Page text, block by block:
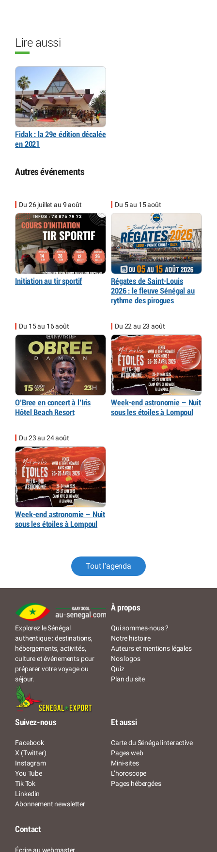
Lire aussi
Fidak : la 29e édition décalée
en 2021
Autres événements
Du 26 juillet au 9 août
Initiation au tir sportif
Du 5 au 15 août
Régates de Saint-Louis
2026 : le fleuve Sénégal au
rythme des pirogues
Du 15 au 16 août
O’Bree en concert à l’Iris
Hôtel Beach Resort
Du 22 au 23 août
Week-end astronomie – Nuit
sous les étoiles à Lompoul
Du 23 au 24 août
Week-end astronomie – Nuit
sous les étoiles à Lompoul
Tout l'agenda
Explorez le Sénégal
authentique : destinations,
hébergements, activités,
culture et événements pour
préparer votre voyage ou
séjour.
À propos
Qui sommes-nous ?
Notre histoire
Auteurs et mentions légales
Nos logos
Quiz
Plan du site
Suivez-nous
Facebook
X (Twitter)
Instagram
You Tube
Tik Tok
Linkedin
Abonnement newsletter
Et aussi
Carte du Sénégal interactive
Pages web
Mini-sites
L’horoscope
Pages hébergées
Contact
Écrire au webmaster